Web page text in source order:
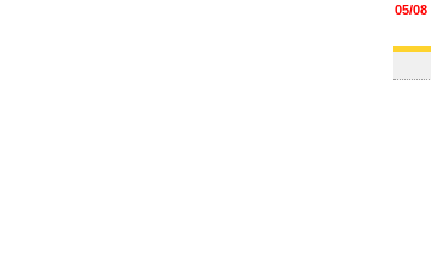
05/08
03/08